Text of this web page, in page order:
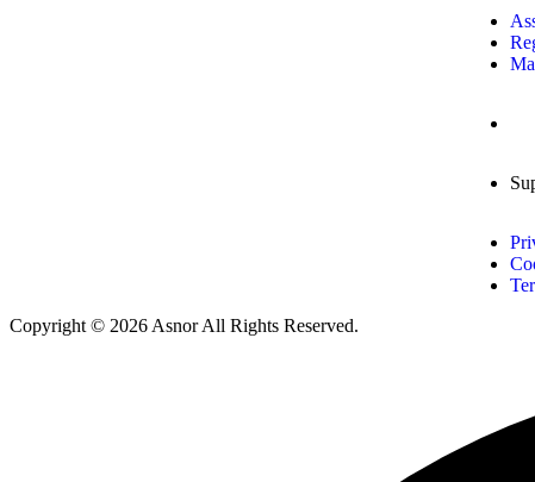
Copyright © 2026 Asnor All Rights Reserved.